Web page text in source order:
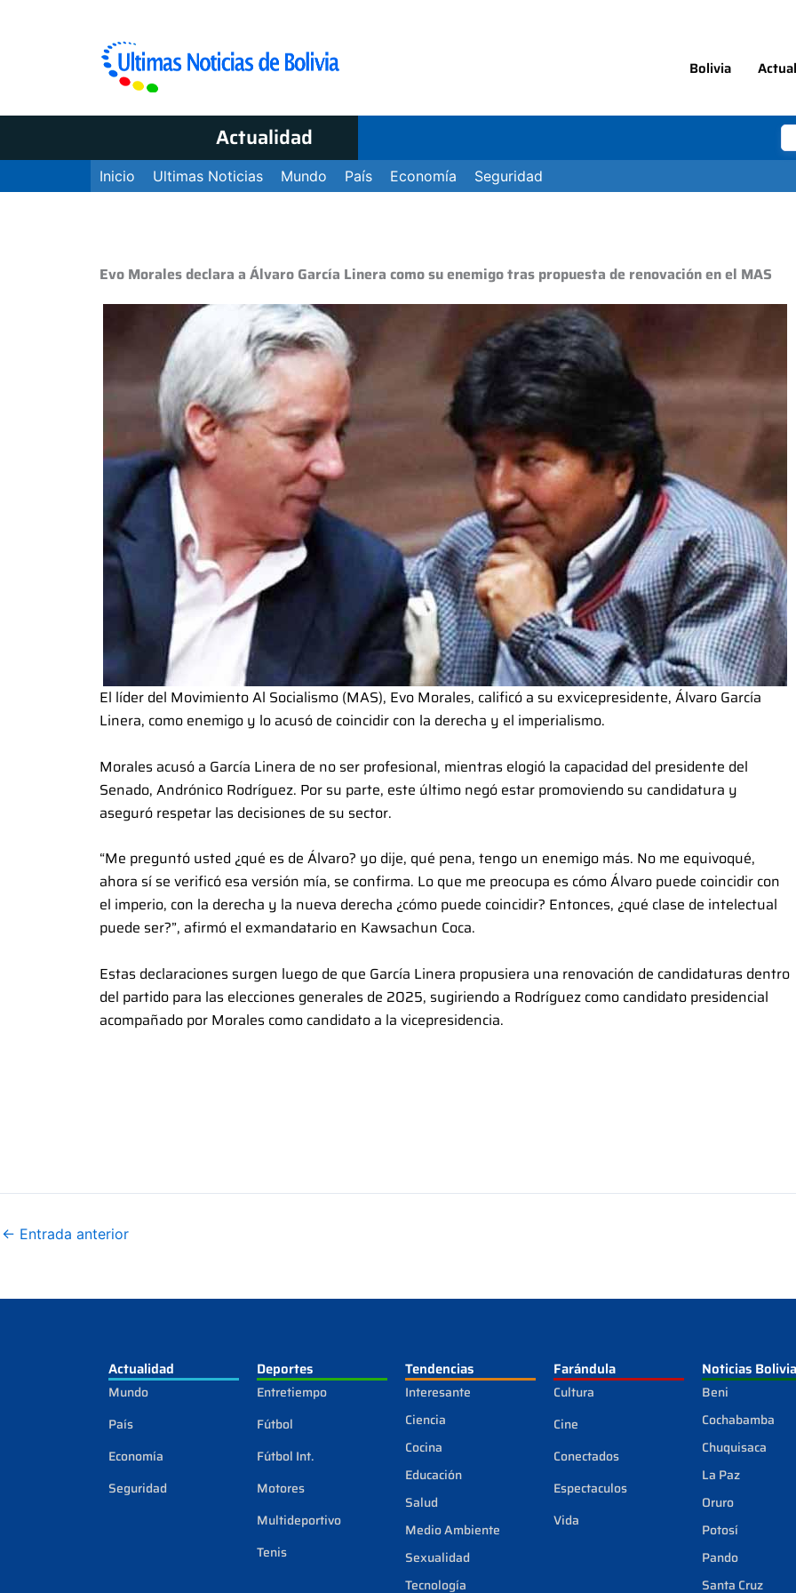
Bolivia
Actualidad
Inicio Ultimas Noticias Mundo País Economía Seguridad
Evo Morales declara a Álvaro García Linera como su enemigo tras propuesta de renovación en el MAS
El líder del Movimiento Al Socialismo (MAS), Evo Morales, calificó a su exvicepresidente, Álvaro García
Linera, como enemigo y lo acusó de coincidir con la derecha y el imperialismo.
Morales acusó a García Linera de no ser profesional, mientras elogió la capacidad del presidente del
Senado, Andrónico Rodríguez. Por su parte, este último negó estar promoviendo su candidatura y
aseguró respetar las decisiones de su sector.
“Me preguntó usted ¿qué es de Álvaro? yo dije, qué pena, tengo un enemigo más. No me equivoqué,
ahora sí se verificó esa versión mía, se confirma. Lo que me preocupa es cómo Álvaro puede coincidir con
el imperio, con la derecha y la nueva derecha ¿cómo puede coincidir? Entonces, ¿qué clase de intelectual
puede ser?”, afirmó el exmandatario en Kawsachun Coca.
Estas declaraciones surgen luego de que García Linera propusiera una renovación de candidaturas dentro
del partido para las elecciones generales de 2025, sugiriendo a Rodríguez como candidato presidencial
acompañado por Morales como candidato a la vicepresidencia.
← Entrada anterior
Actualidad
Mundo
País
Economía
Seguridad
Deportes
Entretiempo
Fútbol
Fútbol Int.
Motores
Multideportivo
Tenis
Tendencias
Interesante
Ciencia
Cocina
Educación
Salud
Medio Ambiente
Sexualidad
Tecnología
Farándula
Cultura
Cine
Conectados
Espectaculos
Vida
Noticias Bolivia
Beni
Cochabamba
Chuquisaca
La Paz
Oruro
Potosí
Pando
Santa Cruz